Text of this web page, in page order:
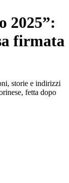
2025”:
firmata
storie e indirizzi
fetta dopo